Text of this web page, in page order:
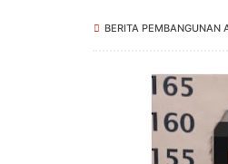
BERITA PEMBANGUNAN